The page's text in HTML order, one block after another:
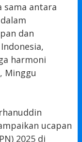
sama antara
dan
harmoni
Minggu
ucapan
2025 di